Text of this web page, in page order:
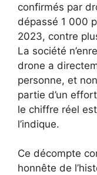
confirmés par
dépassé 1 000
2023, contre
La société
drone a
personne, et
partie d’un
le chiffre réel
l’indique.
Ce décompte
honnête de